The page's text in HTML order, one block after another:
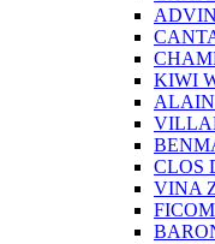
KIWI
CLOS
VINA